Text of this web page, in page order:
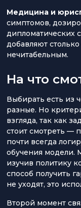
Медицина и
симптомов,
дипломатических
добавляют столько
нечитабельным.
На что
Выбирать есть из
разные. Но
взгляда, так как
стоит смотреть —
почти всегда
обучения модели.
изучив политику
способ получить
не уходят, это
Второй момент